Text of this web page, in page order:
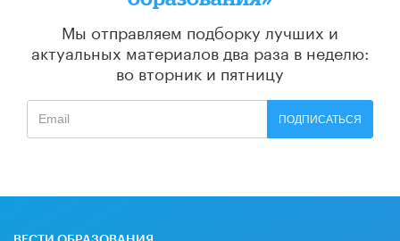
Мы отправляем подборку лучших и
актуальных материалов два раза в неделю:
во вторник и пятницу
ПОДПИСАТЬСЯ